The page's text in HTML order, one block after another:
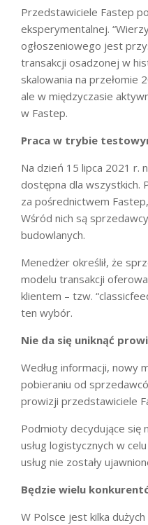
Przedstawiciele Fastep
eksperymentalnej.
ogłoszeniowego jest
transakcji osadzonej w
skalowania na przełomie
ale w międzyczasie
w Fastep.
Praca w trybie
Na dzień 15 lipca 2021 r.
dostępna dla wszystkich.
za pośrednictwem
Wśród nich są
budowlanych.
Menedżer określił, że
modelu transakcji
klientem – tzw.
ten wybór.
Nie da się uniknąć
Według informacji, nowy
pobieraniu od
prowizji przedstawiciele
Podmioty decydujące się
usług logistycznych w
usług nie zostały
Będzie wielu
W Polsce jest kilka